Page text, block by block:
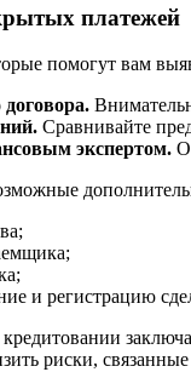
платежей
помогут вам
Сравнивайте
экспертом.
и регистрацию
риски,